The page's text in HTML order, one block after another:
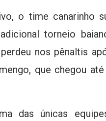
o time canarinho
torneio
nos pênaltis
que chegou
das únicas